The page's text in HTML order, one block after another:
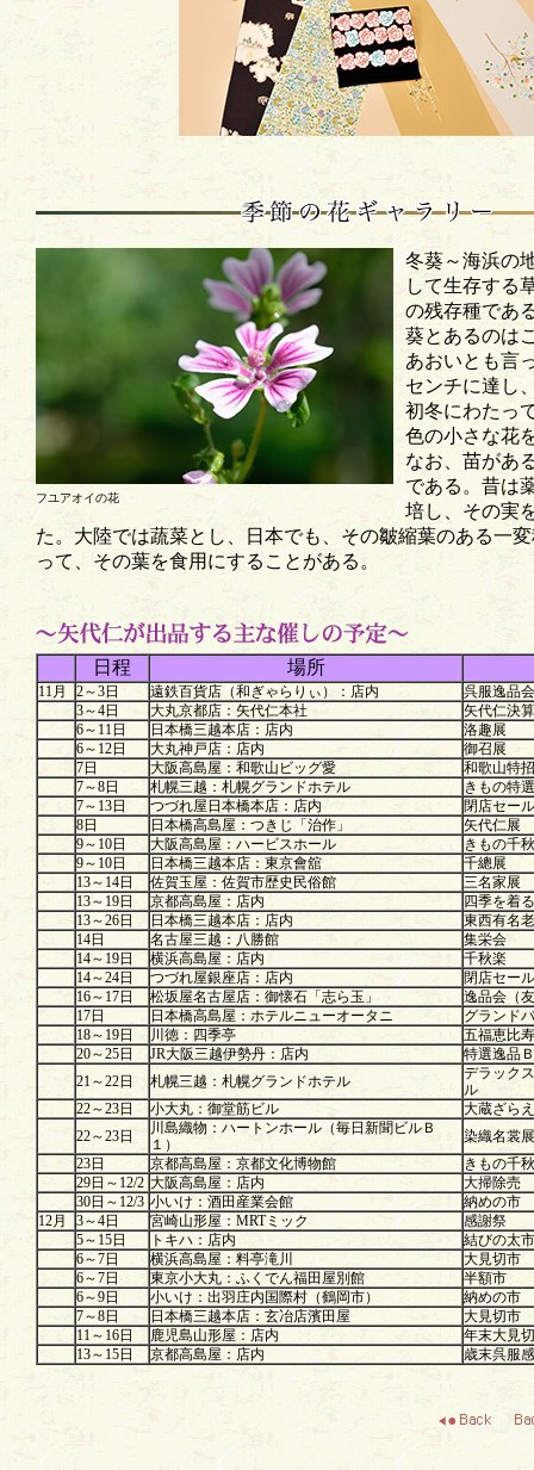
フユアオイの花
冬葵～海浜の
して生存する
の残存種であ
葵とあるのは
あおいとも言
センチに達し
初冬にわたっ
色の小さな花
なお、苗があ
である。昔は
培し、その実
た。大陸では蔬菜とし、日本でも、その皺縮葉のある一
って、その葉を食用にすることがある。
日程 場所
11月 2～3日 遠鉄百貨店（和ぎゃらりぃ）：店内
呉服逸品会
3～4日
大丸京都店：矢代仁本社
矢代仁決
6～11日
日本橋三越本店：店内
洛趣展
6～12日
大丸神戸店：店内
御召展
7日
大阪高島屋：和歌山ビッグ愛
和歌山特
7～8日
札幌三越：札幌グランドホテル
きもの特
7～13日
つづれ屋日本橋本店：店内
閉店セー
8日
日本橋高島屋：つきじ「治作」
矢代仁展
9～10日
大阪高島屋：ハービスホール
きもの千
9～10日
日本橋三越本店：東京會舘
千總展
13～14日
佐賀玉屋：佐賀市歴史民俗館
三名家展
13～19日
京都高島屋：店内
四季を着る
13～26日
日本橋三越本店：店内
東西有名
14日
名古屋三越：八勝館
集栄会
14～19日
横浜高島屋：店内
千秋楽
14～24日
つづれ屋銀座店：店内
閉店セー
16～17日
松坂屋名古屋店：御懐石「志ら玉」
逸品会（
17日
日本橋高島屋：ホテルニューオータニ
グランド
18～19日
川徳：四季亭
五福恵比
20～25日
JR大阪三越伊勢丹：店内
特選逸品
21～22日
札幌三越：札幌グランドホテル
デラック
ル
22～23日
小大丸：御堂筋ビル
大蔵ざらえ
22～23日
川島織物：ハートンホール（毎日新聞ビルＢ
１）
染織名裳展
23日
京都高島屋：京都文化博物館
きもの千
29日～12/2 大阪高島屋：店内
大掃除売
30日～12/3 小いけ：酒田産業会館
納めの市
12月
3～4日 宮崎山形屋：MRTミック
感謝祭
5～15日
トキハ：店内
結びの太市
6～7日
横浜高島屋：料亭滝川
大見切市
6～7日
東京小大丸：ふくでん福田屋別館
半額市
6～9日
小いけ：出羽庄内国際村（鶴岡市）
納めの市
7～8日
日本橋三越本店：玄冶店濱田屋
大見切市
11～16日
鹿児島山形屋：店内
年末大見
13～15日
京都高島屋：店内 歳末呉服